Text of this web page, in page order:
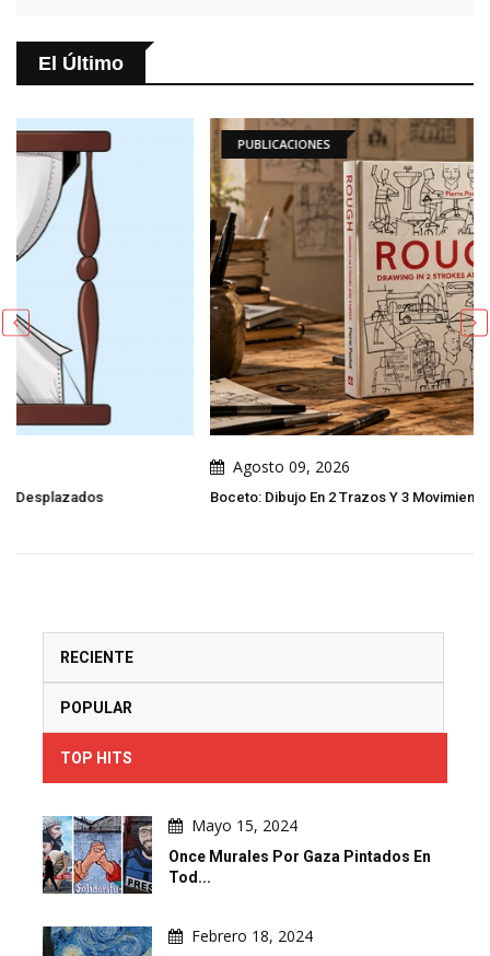
El Último
PUBLICACIONES
Boceto: Dibujo En 2 Trazos Y 3 Movimientos Por Pierre Pochet
RECIENTE
POPULAR
TOP HITS
Mayo 15, 2024
Once Murales Por Gaza Pintados En
Tod...
Febrero 18, 2024